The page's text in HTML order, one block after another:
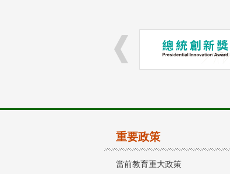
重要政策
當前教育重大政策